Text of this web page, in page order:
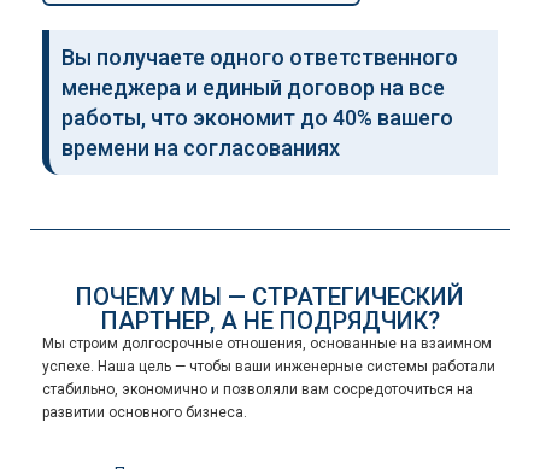
Вы получаете одного ответственного
менеджера и единый договор на все
работы, что экономит до 40% вашего
времени на согласованиях
ПОЧЕМУ МЫ — СТРАТЕГИЧЕСКИЙ
ПАРТНЕР, А НЕ ПОДРЯДЧИК?
Мы строим долгосрочные отношения, основанные на взаимном
успехе. Наша цель — чтобы ваши инженерные системы работали
стабильно, экономично и позволяли вам сосредоточиться на
развитии основного бизнеса.